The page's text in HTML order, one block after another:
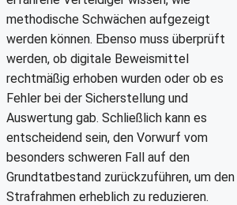
methodische Schwächen aufgezeigt
werden können. Ebenso muss überprüft
werden, ob digitale Beweismittel
rechtmäßig erhoben wurden oder ob es
Fehler bei der Sicherstellung und
Auswertung gab. Schließlich kann es
entscheidend sein, den Vorwurf vom
besonders schweren Fall auf den
Grundtatbestand zurückzuführen, um den
Strafrahmen erheblich zu reduzieren.